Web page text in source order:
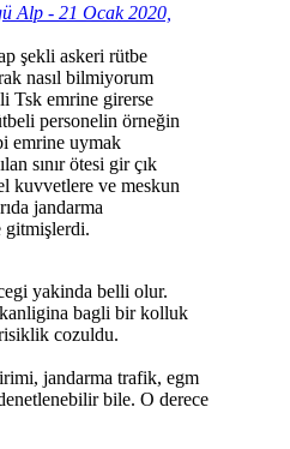
Alp - 21 Ocak 2020,
şekli askeri rütbe
nasıl bilmiyorum
Tsk emrine girerse
personelin örneğin
emrine uymak
sınır ötesi gir çık
kuvvetlere ve meskun
jandarma
gitmişlerdi.
yakinda belli olur.
bagli bir kolluk
cozuldu.
jandarma trafik, egm
bile. O derece